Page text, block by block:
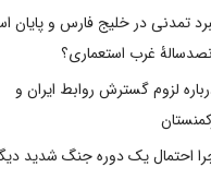
تمدنی در خلیج فارس و پایان
غرب استعماری؟
لزوم گسترش روابط ایران و
احتمال یک دوره جنگ شدید